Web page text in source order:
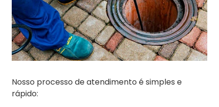
Nosso processo de atendimento é simples e
rápido: